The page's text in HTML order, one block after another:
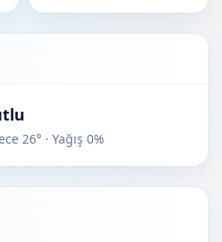
26° · Yağış 0%